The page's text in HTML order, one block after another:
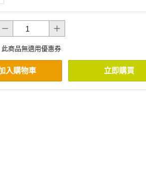
此商品無適用優惠券
入購物車 立即購買